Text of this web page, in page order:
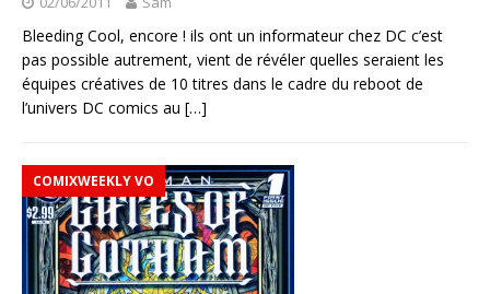
Bleeding Cool, encore ! ils ont un informateur chez DC c’est
pas possible autrement, vient de révéler quelles seraient les
équipes créatives de 10 titres dans le cadre du reboot de
l’univers DC comics au […]
COMIXWEEKLY VO